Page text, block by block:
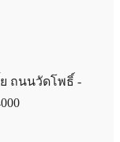
ถนนวัดโพธิ์ -